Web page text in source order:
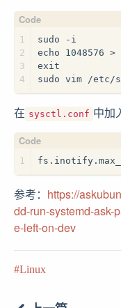
1
2
3
4
sudo -i
echo 1048576
exit
sudo vim /etc/
在 sysctl.conf 中加
1
参考： https://
dd-run-systemd-ask-
e-left-on-dev
Linux